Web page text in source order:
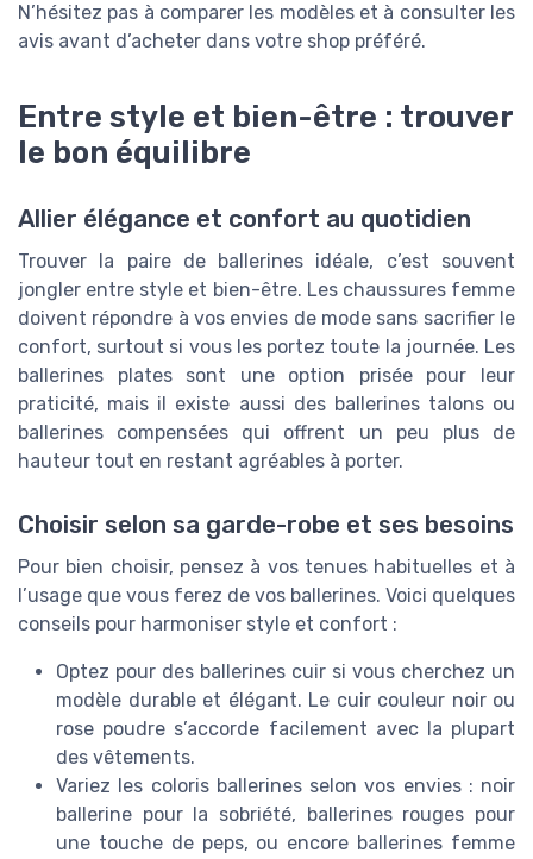
N’hésitez pas à comparer les modèles et à consulter les
avis avant d’acheter dans votre shop préféré.
Entre style et bien-être : trouver
le bon équilibre
Allier élégance et confort au quotidien
Trouver la paire de ballerines idéale, c’est souvent
jongler entre style et bien-être. Les chaussures femme
doivent répondre à vos envies de mode sans sacrifier le
confort, surtout si vous les portez toute la journée. Les
ballerines plates sont une option prisée pour leur
praticité, mais il existe aussi des ballerines talons ou
ballerines compensées qui offrent un peu plus de
hauteur tout en restant agréables à porter.
Choisir selon sa garde-robe et ses besoins
Pour bien choisir, pensez à vos tenues habituelles et à
l’usage que vous ferez de vos ballerines. Voici quelques
conseils pour harmoniser style et confort :
Optez pour des ballerines cuir si vous cherchez un
modèle durable et élégant. Le cuir couleur noir ou
rose poudre s’accorde facilement avec la plupart
des vêtements.
Variez les coloris ballerines selon vos envies : noir
ballerine pour la sobriété, ballerines rouges pour
une touche de peps, ou encore ballerines femme